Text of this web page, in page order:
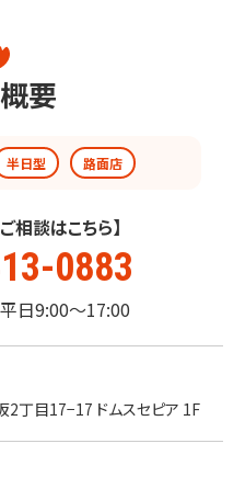
要
半日型 路面店
相談はこちら】
0883
日9:00～17:00
丁目17−17 ドムスセピア 1F